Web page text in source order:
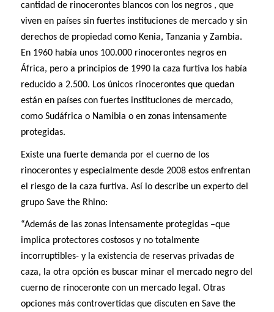
cantidad de rinocerontes blancos con los negros , que
viven en países sin fuertes instituciones de mercado y sin
derechos de propiedad como Kenia, Tanzania y Zambia.
En 1960 había unos 100.000 rinocerontes negros en
África, pero a principios de 1990 la caza furtiva los había
reducido a 2.500. Los únicos rinocerontes que quedan
están en países con fuertes instituciones de mercado,
como Sudáfrica o Namibia o en zonas intensamente
protegidas.
Existe una fuerte demanda por el cuerno de los
rinocerontes y especialmente desde 2008 estos enfrentan
el riesgo de la caza furtiva. Así lo describe un experto del
grupo Save the Rhino:
“Además de las zonas intensamente protegidas –que
implica protectores costosos y no totalmente
incorruptibles- y la existencia de reservas privadas de
caza, la otra opción es buscar minar el mercado negro del
cuerno de rinoceronte con un mercado legal. Otras
opciones más controvertidas que discuten en Save the